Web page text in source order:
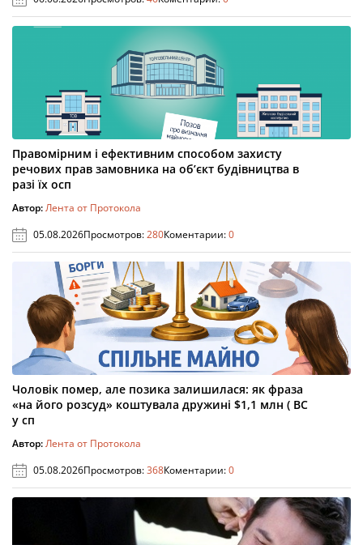
Правомірним і ефективним способом захисту
речових прав замовника на об’єкт будівництва в
разі їх осп
Автор:Лента от Протокола
05.08.2026Просмотров:280Коментарии:0
Чоловік помер, але позика залишилася: як фраза
«на його розсуд» коштувала дружині $1,1 млн ( ВС
у сп
Автор:Лента от Протокола
05.08.2026Просмотров:368Коментарии:0